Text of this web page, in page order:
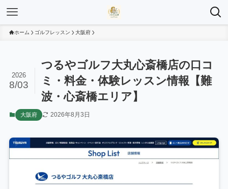
ホーム ゴルフレッスン 大阪府
つるやゴルフ大丸心斎橋店の口コ
ミ・料金・体験レッスン情報【難
波・心斎橋エリア】
2026
8/03
大阪府 2026年8月3日